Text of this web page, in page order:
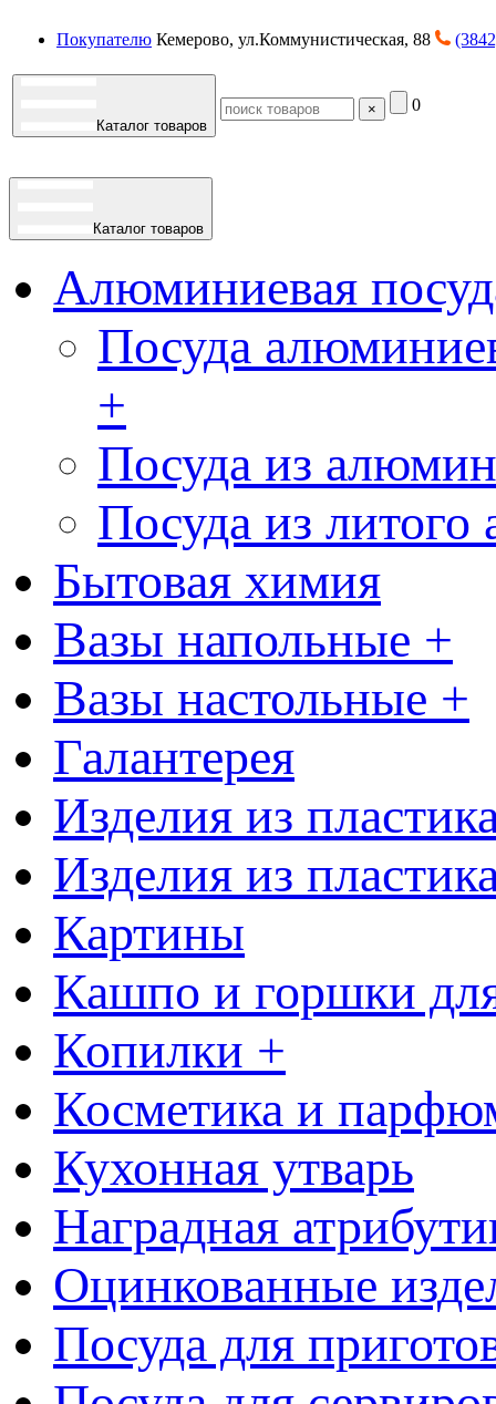
Покупателю Кемерово, ул.Коммунистическая, 88
Каталог товаров
× 0
Каталог товаров
Алюминиевая
Посуда
+
Посуда из
Посуда из
Бытовая химия
Вазы напольные +
Вазы настольные +
Галантерея
Изделия из
Изделия из
Картины
Кашпо и горшки
Копилки +
Косметика и
Кухонная утварь
Наградная
Оцинкованные
Посуда для